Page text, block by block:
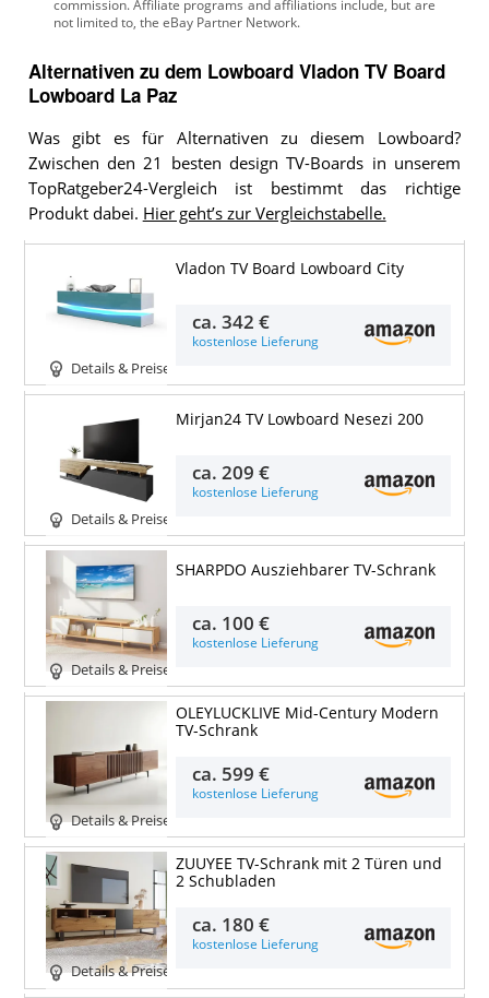
Alternativen zu dem Lowboard Vladon TV Board
Lowboard La Paz
Was gibt es für Alternativen zu diesem Lowboard?
Zwischen den 21 besten design TV-Boards in unserem
TopRatgeber24-Vergleich ist bestimmt das richtige
Produkt dabei. Hier geht’s zur Vergleichstabelle.
Details & Preise
Vladon TV Board Lowboard City
ca.342 €
kostenlose Lieferung
Details & Preise
Mirjan24 TV Lowboard Nesezi 200
ca.209 €
kostenlose Lieferung
Details & Preise
SHARPDO Ausziehbarer TV-Schrank
ca. 100 €
kostenlose Lieferung
Details & Preise
OLEYLUCKLIVE Mid-Century Modern
TV-Schrank
ca. 599 €
kostenlose Lieferung
Details & Preise
ZUUYEE TV-Schrank mit 2 Türen und
2 Schubladen
ca. 180 €
kostenlose Lieferung